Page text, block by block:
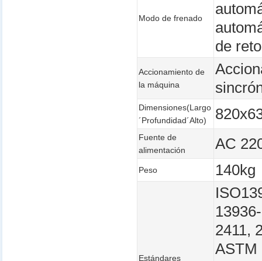
Modo de frenado
de
Accionamiento de
la máquina
Dimensiones(Largo
´Profundidad´Alto)
Fuente de
alimentación
AC
Peso 140kg
Estándares
2411,
ASTM